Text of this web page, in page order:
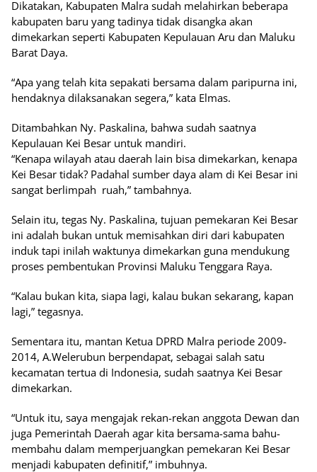
Dikatakan, Kabupaten Malra sudah melahirkan beberapa
kabupaten baru yang tadinya tidak disangka akan
dimekarkan seperti Kabupaten Kepulauan Aru dan Maluku
Barat Daya.
“Apa yang telah kita sepakati bersama dalam paripurna ini,
hendaknya dilaksanakan segera,” kata Elmas.
Ditambahkan Ny. Paskalina, bahwa sudah saatnya
Kepulauan Kei Besar untuk mandiri.
“Kenapa wilayah atau daerah lain bisa dimekarkan, kenapa
Kei Besar tidak? Padahal sumber daya alam di Kei Besar ini
sangat berlimpah ruah,” tambahnya.
Selain itu, tegas Ny. Paskalina, tujuan pemekaran Kei Besar
ini adalah bukan untuk memisahkan diri dari kabupaten
induk tapi inilah waktunya dimekarkan guna mendukung
proses pembentukan Provinsi Maluku Tenggara Raya.
“Kalau bukan kita, siapa lagi, kalau bukan sekarang, kapan
lagi,” tegasnya.
Sementara itu, mantan Ketua DPRD Malra periode 2009-
2014, A.Welerubun berpendapat, sebagai salah satu
kecamatan tertua di Indonesia, sudah saatnya Kei Besar
dimekarkan.
“Untuk itu, saya mengajak rekan-rekan anggota Dewan dan
juga Pemerintah Daerah agar kita bersama-sama bahu-
membahu dalam memperjuangkan pemekaran Kei Besar
menjadi kabupaten definitif,” imbuhnya.